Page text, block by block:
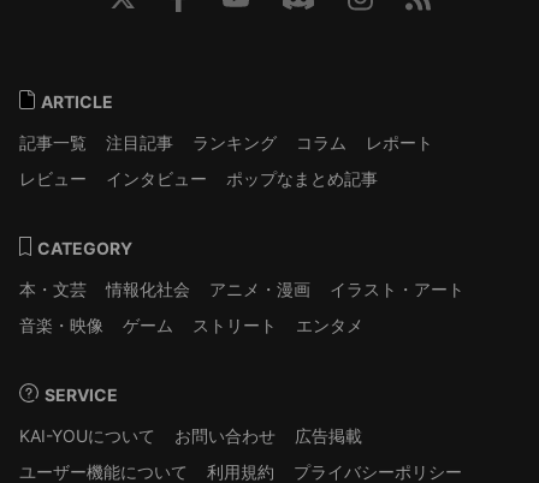
ARTICLE
記事一覧
注目記事 ランキング コラム
レポート
レビュー
インタビュー ポップなまとめ記事
CATEGORY
本・文芸
情報化社会 アニメ・漫画
イラスト・アート
音楽・映像
ゲーム ストリート エンタメ
SERVICE
KAI-YOUについて
お問い合わせ
広告掲載
ユーザー機能について
利用規約
プライバシーポリシー